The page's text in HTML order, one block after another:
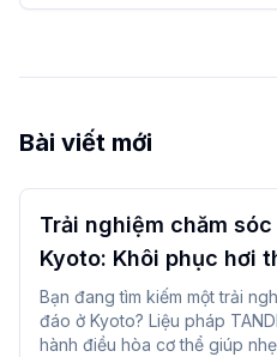
Bài viết mới
Trải nghiệm chăm
Kyoto: Khôi phục hơi
với liệu pháp TANDEN
Bạn đang tìm kiếm một trải
đáo ở Kyoto? Liệu pháp
hành điều hòa cơ thể giúp